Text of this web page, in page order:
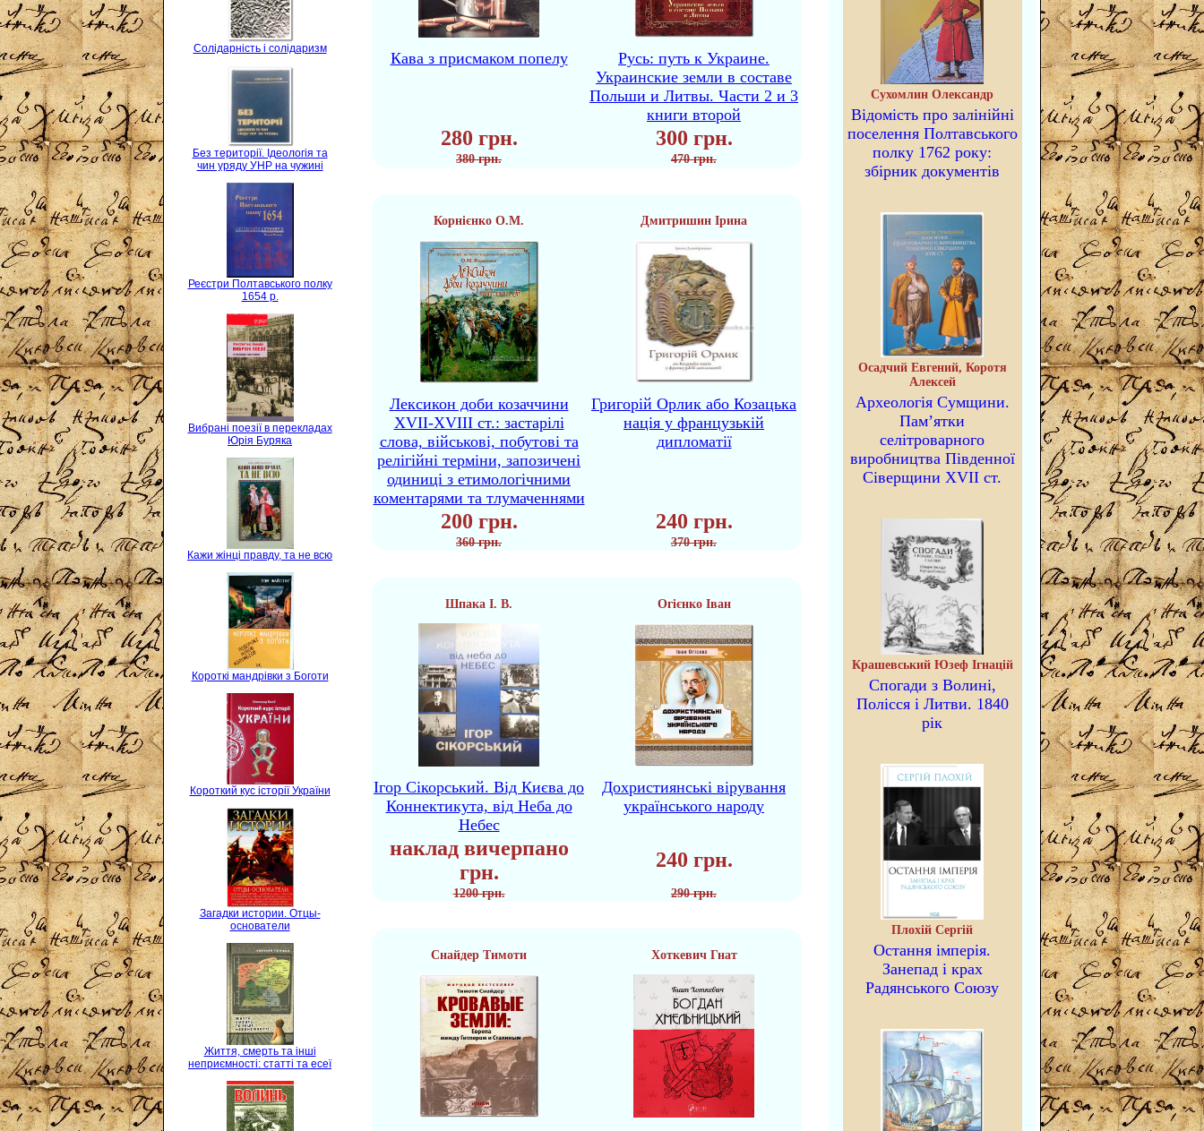
Солідарність і солідаризм
Без території. Ідеологія та
чин уряду УНР на чужині
Реєстри Полтавського полку
1654 р.
Вибрані поезії в перекладах
Юрія Буряка
Кажи жінці правду, та не всю
Короткі мандрівки з Боготи
Короткий кус історії України
Загадки истории. Отцы-
основатели
Життя, смерть та інші
неприємності: статті та есеї
Кава з присмаком попелу
Русь: путь к Украине.
Украинские земли в составе
Польши и Литвы. Части 2 и 3
книги второй
280 грн. 300 грн.
380 грн. 470 грн.
Корнієнко О.М. Дмитришин Ірина
Лексикон доби козаччини
XVII-XVIII ст.: застарілі
слова, військові, побутові та
релігійні терміни, запозичені
одиниці з етимологічними
коментарями та тлумаченнями
Григорій Орлик або Козацька
нація у французькій
дипломатії
200 грн. 240 грн.
360 грн. 370 грн.
Шпака І. В. Огієнко Іван
Ігор Сікорський. Від Києва до
Коннектикута, від Неба до
Небес
Дохристиянські вірування
українського народу
наклад вичерпано
грн.
240 грн.
1200 грн. 290 грн.
Снайдер Тимоти Хоткевич Гнат
Сухомлин Олександр
Відомість про залінійні
поселення Полтавського
полку 1762 року:
збірник документів
Осадчий Евгений, Коротя
Алексей
Археологія Сумщини.
Пам’ятки
селітроварного
виробництва Південної
Сіверщини XVII ст.
Крашевський Юзеф Ігнацій
Спогади з Волині,
Полісся і Литви. 1840
рік
Плохій Сергій
Остання імперія.
Занепад і крах
Радянського Союзу